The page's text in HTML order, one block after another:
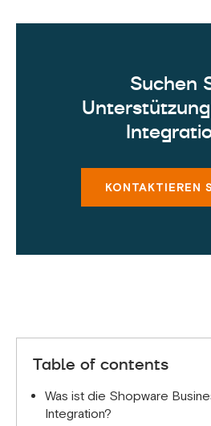
Suchen
KONTAKTIEREN
Table of contents
Was ist die Shopware
Integration?